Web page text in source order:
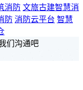
消防 文旅古建智慧消
防 消防云平台 智慧
们沟通吧